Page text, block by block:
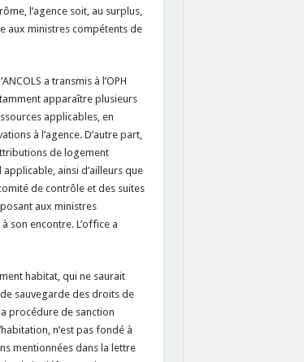
l’agence soit, au surplus,
aux ministres compétents de
a transmis à l’OPH
apparaître plusieurs
applicables, en
à l’agence. D’autre part,
de logement
ainsi d’ailleurs que
de contrôle et des suites
aux ministres
son encontre. L’office a
habitat, qui ne saurait
sauvegarde des droits de
procédure de sanction
n’est pas fondé à
mentionnées dans la lettre